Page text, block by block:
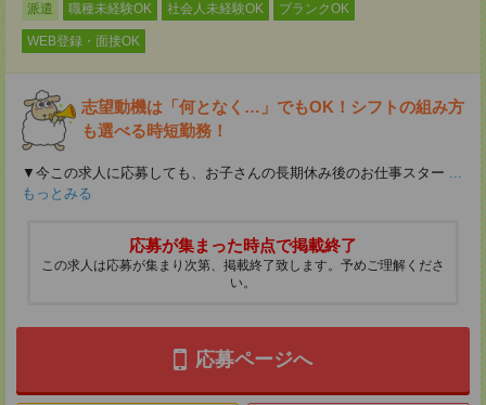
派遣
職種未経験OK 社会人未経験OK ブランクOK
WEB登録・面接OK
志望動機は「何となく…」でもOK！シフトの組み方
も選べる時短勤務！
▼今この求人に応募しても、お子さんの長期休み後のお仕事スター ...
もっとみる
応募が集まった時点で掲載終了
この求人は応募が集まり次第、掲載終了致します。予めご理解くださ
い。
応募ページへ